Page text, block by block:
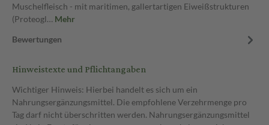
Muschelfleisch - mit maritimen, gallertartigen Eiweißstrukturen
(Proteogl… Mehr
Bewertungen
Hinweistexte und Pflichtangaben
Wichtiger Hinweis: Hierbei handelt es sich um ein
Nahrungsergänzungsmittel. Die empfohlene Verzehrmenge pro
Tag darf nicht überschritten werden. Nahrungsergänzungsmittel